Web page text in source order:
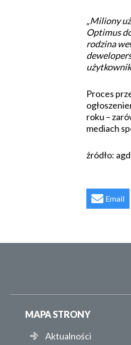
„Miliony
Optimus
rodzina
Proces
roku –
mediach
źródło:
Email
MAPA STRONY
Aktualności